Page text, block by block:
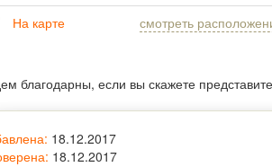
На карте
смотреть
благодарны, если вы скажете
18.12.2017
18.12.2017